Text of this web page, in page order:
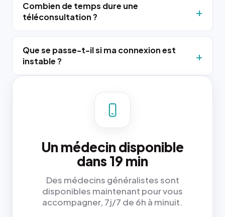
Combien de temps dure une
téléconsultation ?
Que se passe-t-il si ma connexion est
instable ?
Un médecin disponible
dans 19 min
Des médecins généralistes sont
disponibles maintenant pour vous
accompagner, 7j/7 de 6h à minuit.